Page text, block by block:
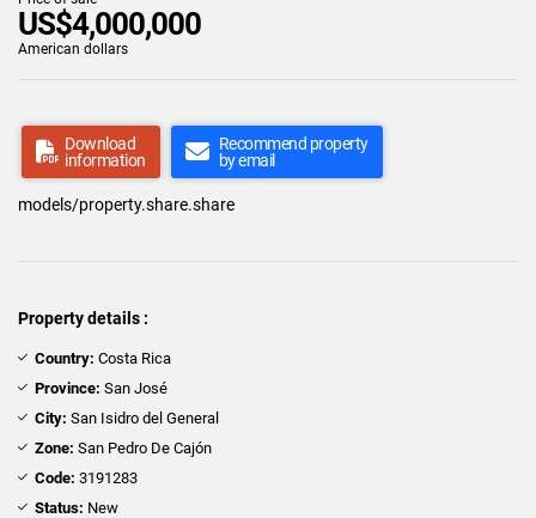
US$4,000,000
American dollars
Download
information
Recommend property
by email
models/property.share.share
Property details :
Country: Costa Rica
Province: San José
City: San Isidro del General
Zone: San Pedro De Cajón
Code: 3191283
Status: New